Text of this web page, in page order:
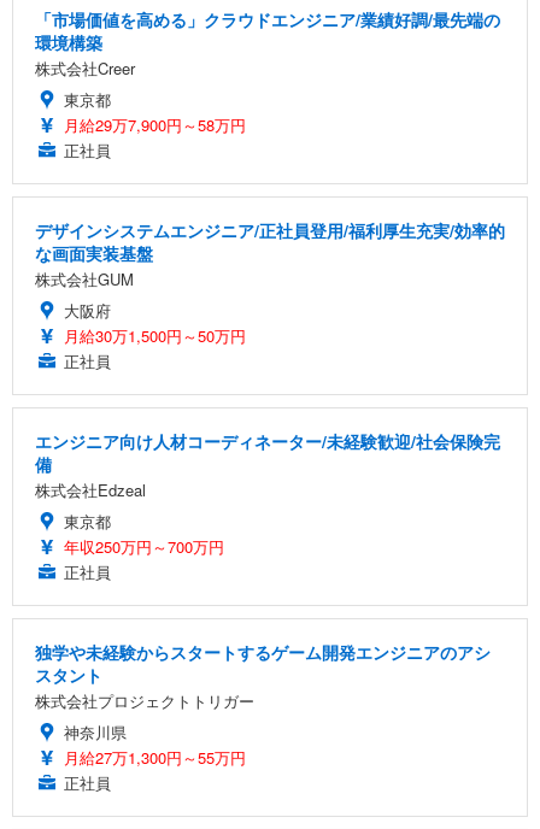
「市場価値を高める」クラウドエンジニア/業績好調/最先端の
環境構築
株式会社Creer
東京都
月給29万7,900円～58万円
正社員
デザインシステムエンジニア/正社員登用/福利厚生充実/効率的
な画面実装基盤
株式会社GUM
大阪府
月給30万1,500円～50万円
正社員
エンジニア向け人材コーディネーター/未経験歓迎/社会保険完
備
株式会社Edzeal
東京都
年収250万円～700万円
正社員
独学や未経験からスタートするゲーム開発エンジニアのアシ
スタント
株式会社プロジェクトトリガー
神奈川県
月給27万1,300円～55万円
正社員